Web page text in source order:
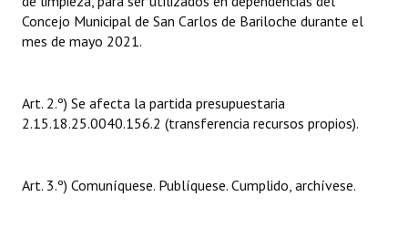
Entrega de distinciones
REFORMA DE LA CARTA ORGÁNICA
Concejo Municipal de San Carlos de Bariloche durante el
mes de mayo 2021.
Art. 2.º) Se afecta la partida presupuestaria
2.15.18.25.0040.156.2 (transferencia recursos propios).
Art. 3.º) Comuníquese. Publíquese. Cumplido, archívese.